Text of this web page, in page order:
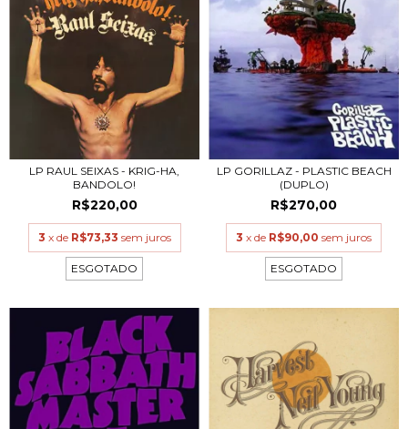
LP RAUL SEIXAS - KRIG-HA,
BANDOLO!
R$220,00
3 x de R$73,33 sem juros
ESGOTADO
LP GORILLAZ - PLASTIC BEACH
(DUPLO)
R$270,00
3 x de R$90,00 sem juros
ESGOTADO